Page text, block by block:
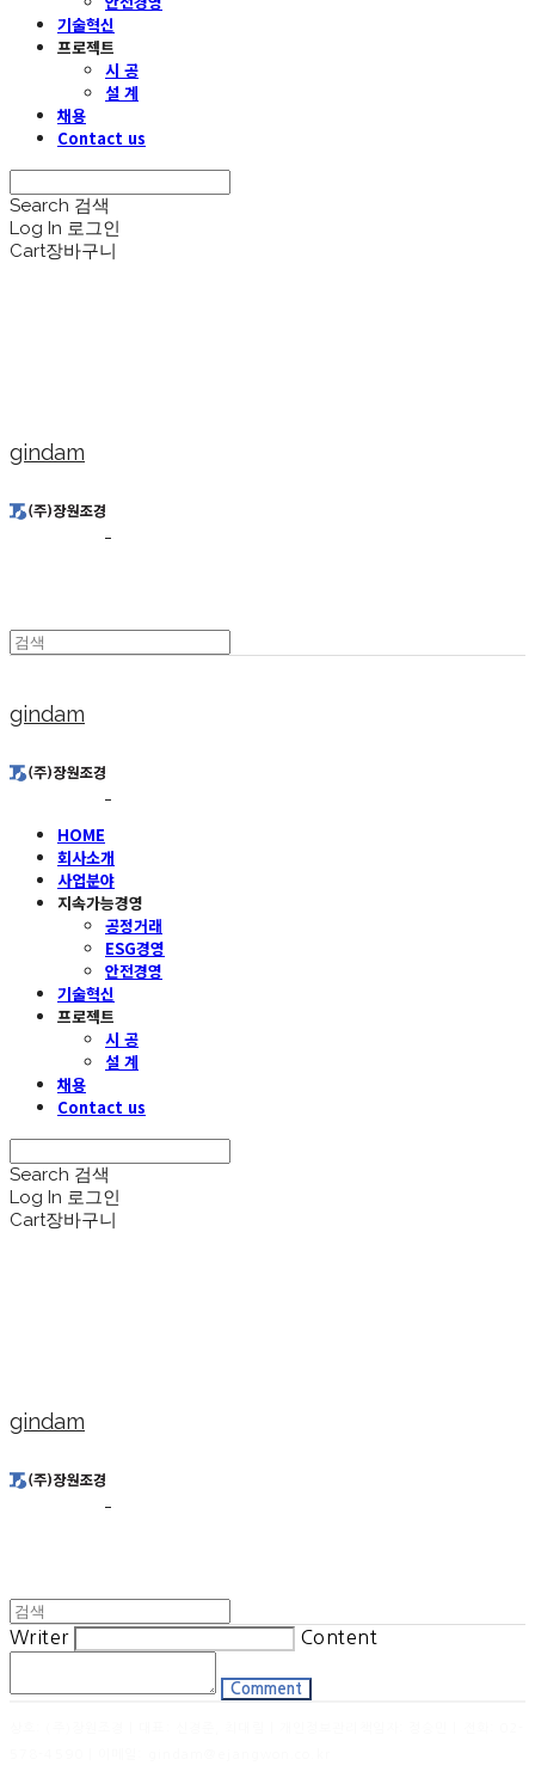
기술혁신
프로젝트
시 공
설 계
채용
Contact us
Search 검색
Log In 로그인
Cart장바구니
gindam
gindam
HOME
회사소개
사업분야
지속가능경영
공정거래
ESG경영
안전경영
기술혁신
프로젝트
시 공
설 계
채용
Contact us
Search 검색
Log In 로그인
Cart장바구니
gindam
Writer Content
Comment